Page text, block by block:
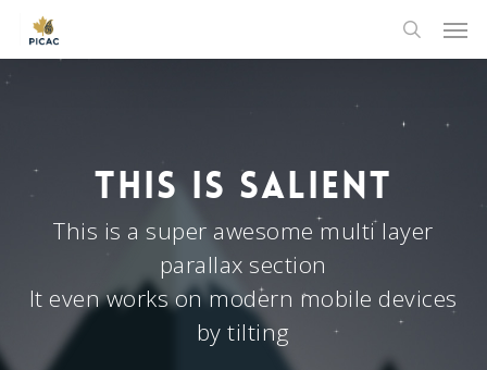
THIS IS SALIENT
This is a super awesome multi layer
parallax section
It even works on modern mobile devices
by tilting